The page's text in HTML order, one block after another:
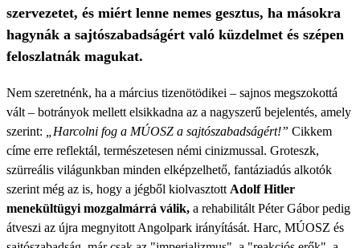
szervezetet, és miért lenne nemes gesztus, ha másokra
hagynák a sajtószabadságért való küzdelmet és szépen
feloszlatnák magukat.
Nem szeretnénk, ha a március tizenötödikei – sajnos megszokottá
vált – botrányok mellett elsikkadna az a nagyszerű bejelentés, amely
szerint:
„Harcolni fog a MÚOSZ a sajtószabadságért!” Cikkem
címe erre reflektál, természetesen némi cinizmussal. Groteszk,
szürreális világunkban minden elképzelhető, fantáziadús alkotók
szerint még az is, hogy a jégből kiolvasztott Adolf Hitler
menekültügyi mozgalmárrá válik, a rehabilitált Péter Gábor pedig
átveszi az újra megnyitott Angolpark irányítását. Harc, MÚOSZ és